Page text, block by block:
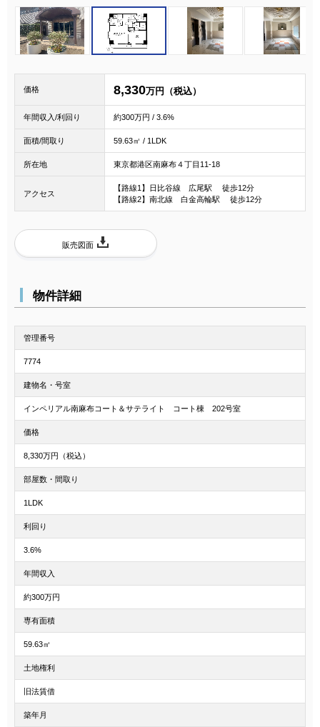
1 2 3
価格 8,330万円（税込）
年間収入/利回り 約300万円 / 3.6%
面積/間取り 59.63㎡ / 1LDK
所在地 東京都港区南麻布４丁目11-18
アクセス
【路線1】日比谷線 広尾駅 徒歩12分
【路線2】南北線 白金高輪駅 徒歩12分
販売図面
物件詳細
管理番号
7774
建物名・号室
インペリアル南麻布コート＆サテライト コート棟 202号室
価格
8,330万円（税込）
部屋数・間取り
1LDK
利回り
3.6%
年間収入
約300万円
専有面積
59.63㎡
土地権利
旧法賃借
築年月